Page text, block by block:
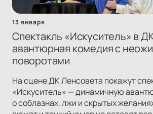
13 января
Спектакль «Искуситель» в
авантюрная комедия с
поворотами
На сцене ДК Ленсовета покажут
«Искуситель» — динамичную
о соблазнах, лжи и скрытых